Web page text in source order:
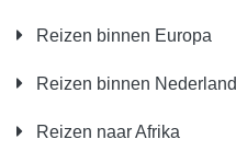
Reizen binnen Europa
Reizen binnen Nederland
Reizen naar Afrika